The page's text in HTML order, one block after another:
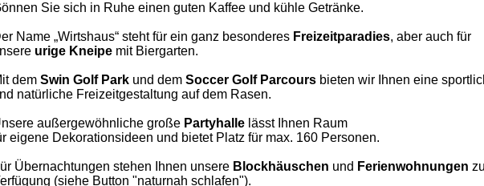
Sie sich in Ruhe einen guten Kaffee und kühle Getränke.
Name „Wirtshaus“ steht für ein ganz besonderes Freizeitparadies, aber auch für
urige Kneipe mit Biergarten.
dem Swin Golf Park und dem Soccer Golf Parcours bieten wir Ihnen eine
natürliche Freizeitgestaltung auf dem Rasen.
außergewöhnliche große Partyhalle lässt Ihnen Raum
eigene Dekorationsideen und bietet Platz für max. 160 Personen.
Übernachtungen stehen Ihnen unsere Blockhäuschen und Ferienwohnungen
(siehe Button "naturnah schlafen").